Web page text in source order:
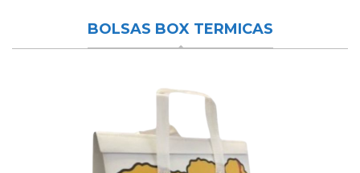
BOLSAS BOX TERMICAS